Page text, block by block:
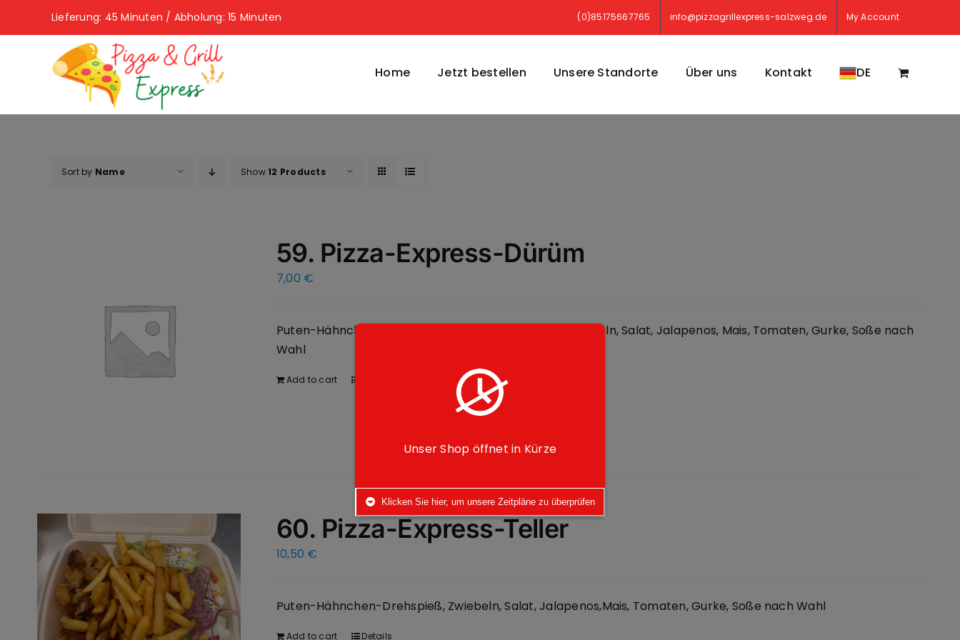
Lieferung: 45 Minuten / Abholung: 15 Minuten (0)85175667765 info@pizzagrillexpress-salzweg.de My Account
Home Jetzt bestellen Unsere Standorte Über uns Kontakt DE
Sort by Name Show 12 Products
59. Pizza-Express-Dürüm
7,00 €
Puten-Hähnchen-Drehspieß im Dürüm eingerollt, Zwiebeln, Salat, Jalapenos, Mais, Tomaten, Gurke, Soße nach
Wahl
Add to cart
60. Pizza-Express-Teller
10,50 €
Puten-Hähnchen-Drehspieß, Zwiebeln, Salat, Jalapenos,Mais, Tomaten, Gurke, Soße nach Wahl
Add to cart Details
Unser Shop öffnet in Kürze
Klicken Sie hier, um unsere Zeitpläne zu überprüfen